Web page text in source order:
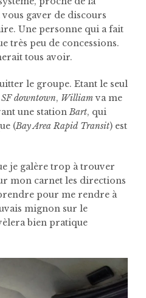
gaver de discours
Une personne qui a fait
très peu de concessions.
tous avoir.
le groupe. Etant le seul
SF downtown, Williamva me
une stationBart, qui
(Bay Area Rapid Transit) est
je galère trop à trouver
mon carnet les directions
pour me rendre à
mignon sur le
bien pratique